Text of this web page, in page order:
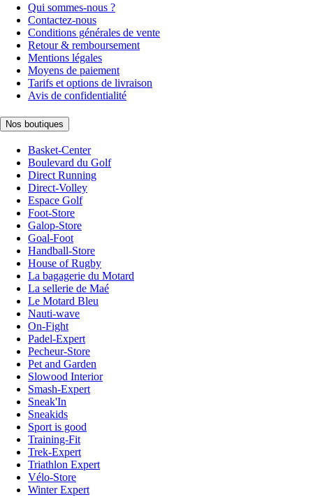
Qui sommes-nous ?
Contactez-nous
Conditions générales de vente
Retour & remboursement
Mentions légales
Moyens de paiement
Tarifs et options de livraison
Avis de confidentialité
Nos boutiques
Basket-Center
Boulevard du Golf
Direct Running
Direct-Volley
Espace Golf
Foot-Store
Galop-Store
Goal-Foot
Handball-Store
House of Rugby
La bagagerie du Motard
La sellerie de Maé
Le Motard Bleu
Nauti-wave
On-Fight
Padel-Expert
Pecheur-Store
Pet and Garden
Slowood Interior
Smash-Expert
Sneak'In
Sneakids
Sport is good
Training-Fit
Trek-Expert
Triathlon Expert
Vélo-Store
Winter Expert